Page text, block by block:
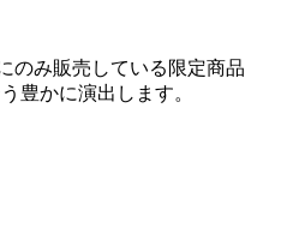
のみ販売している限定商品
豊かに演出します。